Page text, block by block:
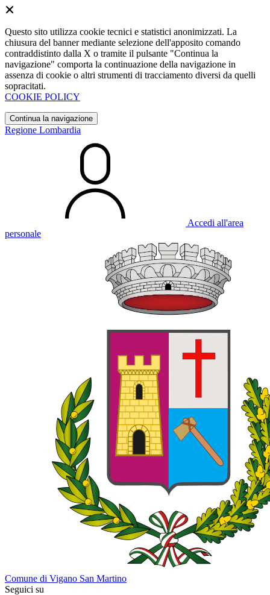
Questo sito utilizza cookie tecnici e statistici anonimizzati. La
chiusura del banner mediante selezione dell'apposito comando
contraddistinto dalla X o tramite il pulsante "Continua la
navigazione" comporta la continuazione della navigazione in
assenza di cookie o altri strumenti di tracciamento diversi da quelli
sopracitati.
COOKIE POLICY
Continua la navigazione
Regione Lombardia
Accedi all'area
personale
Comune di Vigano San Martino
Seguici su